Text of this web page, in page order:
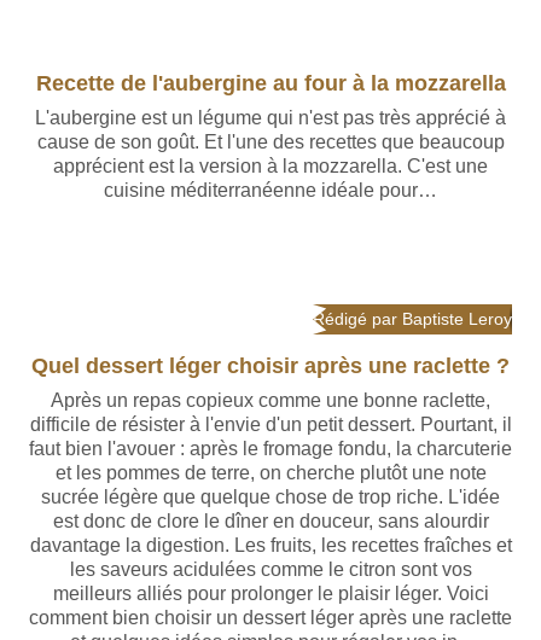
Recette de l'aubergine au four à la mozzarella
L'aubergine est un légume qui n'est pas très apprécié à
cause de son goût. Et l'une des recettes que beaucoup
apprécient est la version à la mozzarella. C'est une
cuisine méditerranéenne idéale pour…
Quel dessert léger choisir après une raclette ?
Après un repas copieux comme une bonne raclette,
difficile de résister à l'envie d'un petit dessert. Pourtant, il
faut bien l'avouer : après le fromage fondu, la charcuterie
et les pommes de terre, on cherche plutôt une note
sucrée légère que quelque chose de trop riche. L'idée
est donc de clore le dîner en douceur, sans alourdir
davantage la digestion. Les fruits, les recettes fraîches et
les saveurs acidulées comme le citron sont vos
meilleurs alliés pour prolonger le plaisir léger. Voici
comment bien choisir un dessert léger après une raclette
Rédigé par Baptiste Leroy